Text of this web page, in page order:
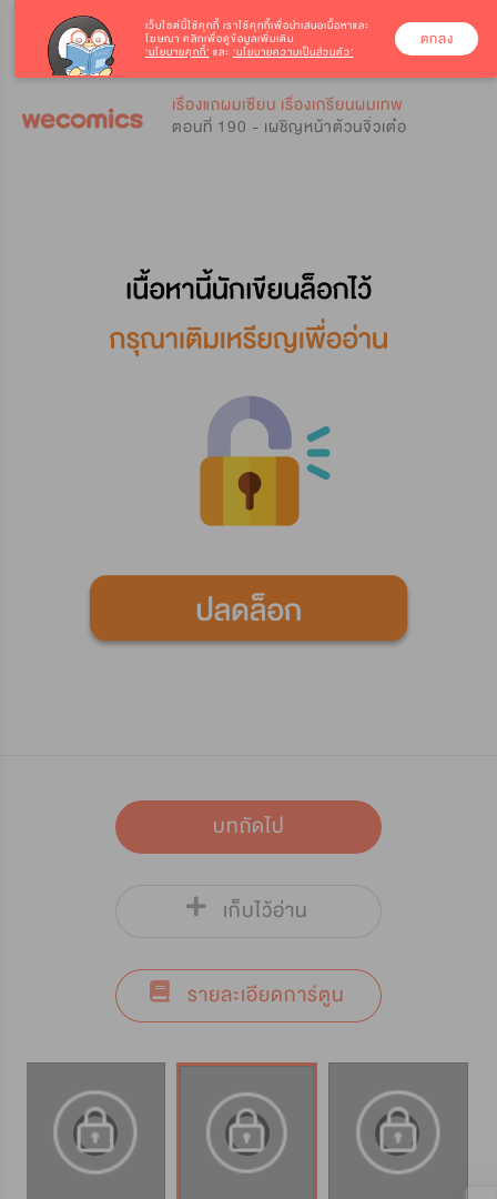
เรื่องแถผมเซียน เรื่องเกรียนผมเทพ
ตอนที่ 190 - เผชิญหน้าต้วนจิ่วเต๋อ
บทถัดไป
เก็บไว้อ่าน
รายละเอียดการ์ตูน
เว็บไซต์นี้ใช้คุกกี้ เราใช้คุกกี้เพื่อนำเสนอเนื้อหาและ
โฆษณา คลิกเพื่อดูข้อมูลเพิ่มเติม
‘นโยบายคุกกี้’ และ ‘นโยบายความเป็นส่วนตัว’
ตกลง